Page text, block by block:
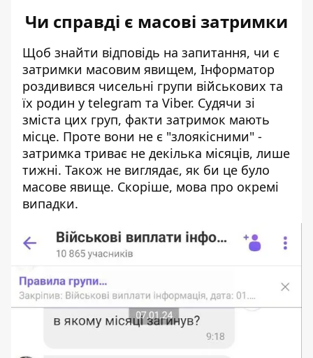
Чи справді є масові затримки
Щоб знайти відповідь на запитання, чи є
затримки масовим явищем, Інформатор
роздивився чисельні групи військових та
їх родин у telegram та Viber. Судячи зі
зміста цих груп, факти затримок мають
місце. Проте вони не є "злоякісними" -
затримка триває не декілька місяців, лише
тижні. Також не виглядає, як би це було
масове явище. Скоріше, мова про окремі
випадки.